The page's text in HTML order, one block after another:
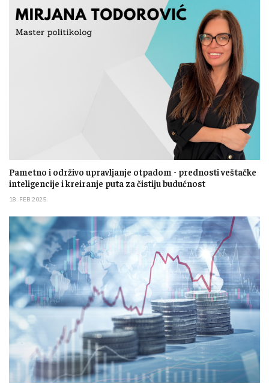
Pametno i održivo upravljanje otpadom - prednosti veštačke
inteligencije i kreiranje puta za čistiju budućnost
18. FEB 2025.